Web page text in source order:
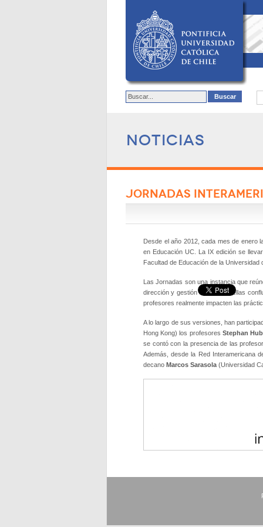
Noticias
JORNADAS
Desde el año 2012, cada mes de enero
en Educación UC. La IX edición se
Facultad de Educación de la Universidad
Las Jornadas son una instancia que
dirección y gestión escolar. En ellas
profesores realmente impacten las
A lo largo de sus versiones, han
Hong Kong) los profesores Stephan
se contó con la presencia de las
Además, desde la Red Interamericana
decano Marcos Sarasola (Universidad